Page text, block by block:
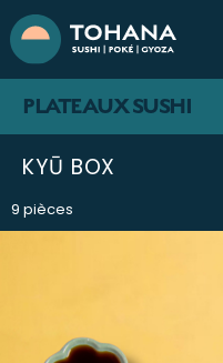
PLATEAUX SUSHI
KYŪ BOX
9 pièces